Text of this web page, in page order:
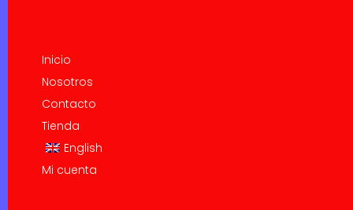
Inicio
Nosotros
Contacto
Tienda
English
Mi cuenta